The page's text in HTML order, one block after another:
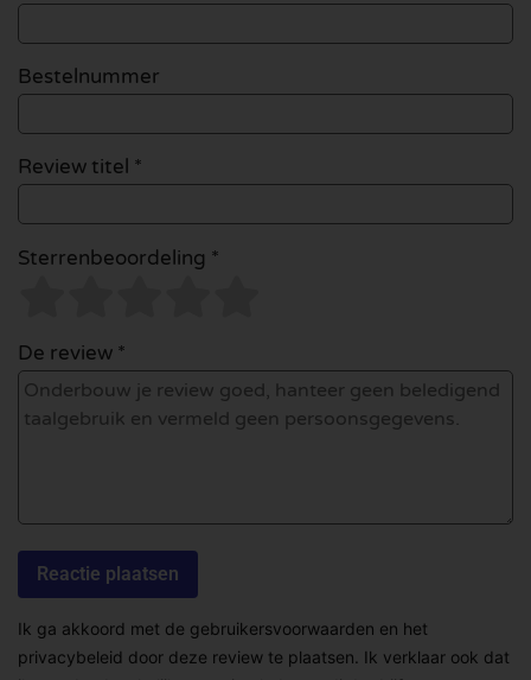
Bestelnummer
Review titel *
Sterrenbeoordeling *
De review *
Ik ga akkoord met de gebruikersvoorwaarden en het
privacybeleid door deze review te plaatsen. Ik verklaar ook dat